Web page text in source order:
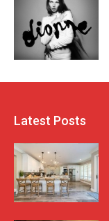
Latest Posts